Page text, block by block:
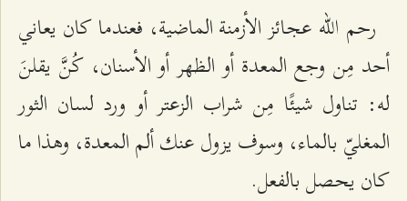
رحم الله عجائز الأزمنة الماضية، فعندما كان يعاني
أحد مِن وجع المعدة أو الظهر أو الأسنان، كُنَّ يقلنَ
له: تناول شيئًا مِن شراب الزعتر أو ورد لسان الثور
المغليّ بالماء، وسوف يزول عنك ألم المعدة، وهذا ما
كان يحصل بالفعل.